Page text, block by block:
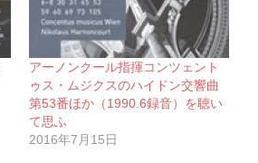
アーノンクール指揮コンツェント
ゥス・ムジクスのハイドン交響曲
第53番ほか（1990.6録音）を聴い
て思ふ
2016年7月15日